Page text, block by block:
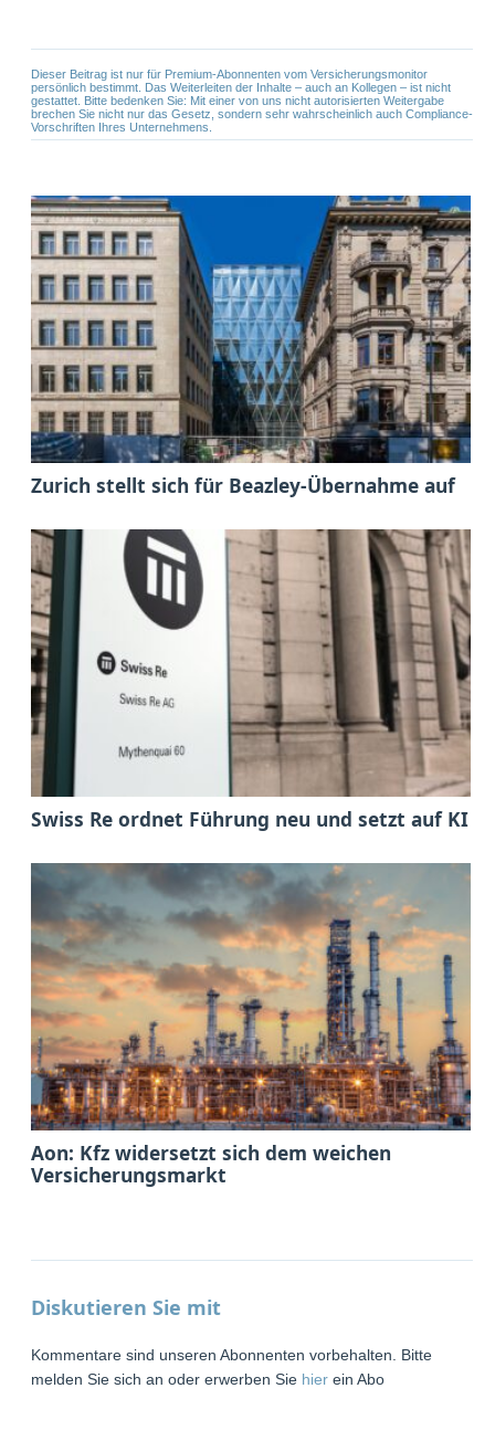
Dieser Beitrag ist nur für Premium-Abonnenten vom Versicherungsmonitor
persönlich bestimmt. Das Weiterleiten der Inhalte – auch an Kollegen – ist nicht
gestattet. Bitte bedenken Sie: Mit einer von uns nicht autorisierten Weitergabe
brechen Sie nicht nur das Gesetz, sondern sehr wahrscheinlich auch Compliance-
Vorschriften Ihres Unternehmens.
Zurich stellt sich für Beazley-Übernahme auf
Swiss Re ordnet Führung neu und setzt auf KI
Aon: Kfz widersetzt sich dem weichen
Versicherungsmarkt
Diskutieren Sie mit
Kommentare sind unseren Abonnenten vorbehalten. Bitte
melden Sie sich an oder erwerben Sie hier ein Abo